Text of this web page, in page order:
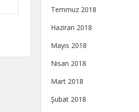
Temmuz 2018
Haziran 2018
Mayıs 2018
Nisan 2018
Mart 2018
Şubat 2018